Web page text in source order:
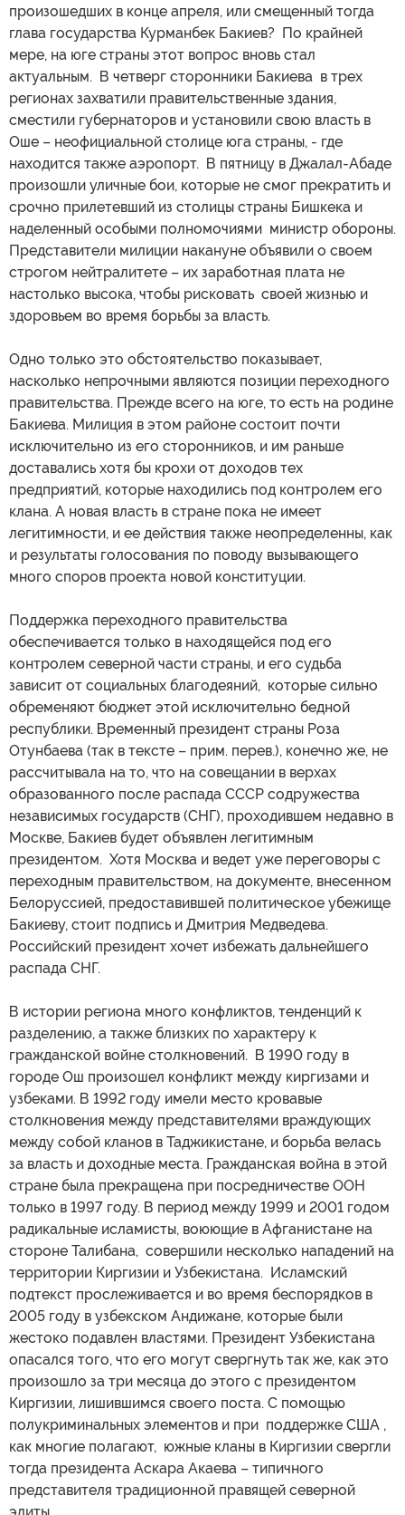
произошедших в конце апреля, или смещенный тогда
глава государства Курманбек Бакиев? По крайней
мере, на юге страны этот вопрос вновь стал
актуальным. В четверг сторонники Бакиева в трех
регионах захватили правительственные здания,
сместили губернаторов и установили свою власть в
Оше – неофициальной столице юга страны, - где
находится также аэропорт. В пятницу в Джалал-Абаде
произошли уличные бои, которые не смог прекратить и
срочно прилетевший из столицы страны Бишкека и
наделенный особыми полномочиями министр обороны.
Представители милиции накануне объявили о своем
строгом нейтралитете – их заработная плата не
настолько высока, чтобы рисковать своей жизнью и
здоровьем во время борьбы за власть.
Одно только это обстоятельство показывает,
насколько непрочными являются позиции переходного
правительства. Прежде всего на юге, то есть на родине
Бакиева. Милиция в этом районе состоит почти
исключительно из его сторонников, и им раньше
доставались хотя бы крохи от доходов тех
предприятий, которые находились под контролем его
клана. А новая власть в стране пока не имеет
легитимности, и ее действия также неопределенны, как
и результаты голосования по поводу вызывающего
много споров проекта новой конституции.
Поддержка переходного правительства
обеспечивается только в находящейся под его
контролем северной части страны, и его судьба
зависит от социальных благодеяний, которые сильно
обременяют бюджет этой исключительно бедной
республики. Временный президент страны Роза
Отунбаева (так в тексте – прим. перев.), конечно же, не
рассчитывала на то, что на совещании в верхах
образованного после распада СССР содружества
независимых государств (СНГ), проходившем недавно в
Москве, Бакиев будет объявлен легитимным
президентом. Хотя Москва и ведет уже переговоры с
переходным правительством, на документе, внесенном
Белоруссией, предоставившей политическое убежище
Бакиеву, стоит подпись и Дмитрия Медведева.
Российский президент хочет избежать дальнейшего
распада СНГ.
В истории региона много конфликтов, тенденций к
разделению, а также близких по характеру к
гражданской войне столкновений. В 1990 году в
городе Ош произошел конфликт между киргизами и
узбеками. В 1992 году имели место кровавые
столкновения между представителями враждующих
между собой кланов в Таджикистане, и борьба велась
за власть и доходные места. Гражданская война в этой
стране была прекращена при посредничестве ООН
только в 1997 году. В период между 1999 и 2001 годом
радикальные исламисты, воюющие в Афганистане на
стороне Талибана, совершили несколько нападений на
территории Киргизии и Узбекистана. Исламский
подтекст прослеживается и во время беспорядков в
2005 году в узбекском Андижане, которые были
жестоко подавлен властями. Президент Узбекистана
опасался того, что его могут свергнуть так же, как это
произошло за три месяца до этого с президентом
Киргизии, лишившимся своего поста. С помощью
полукриминальных элементов и при поддержке США ,
как многие полагают, южные кланы в Киргизии свергли
тогда президента Аскара Акаева – типичного
представителя традиционной правящей северной